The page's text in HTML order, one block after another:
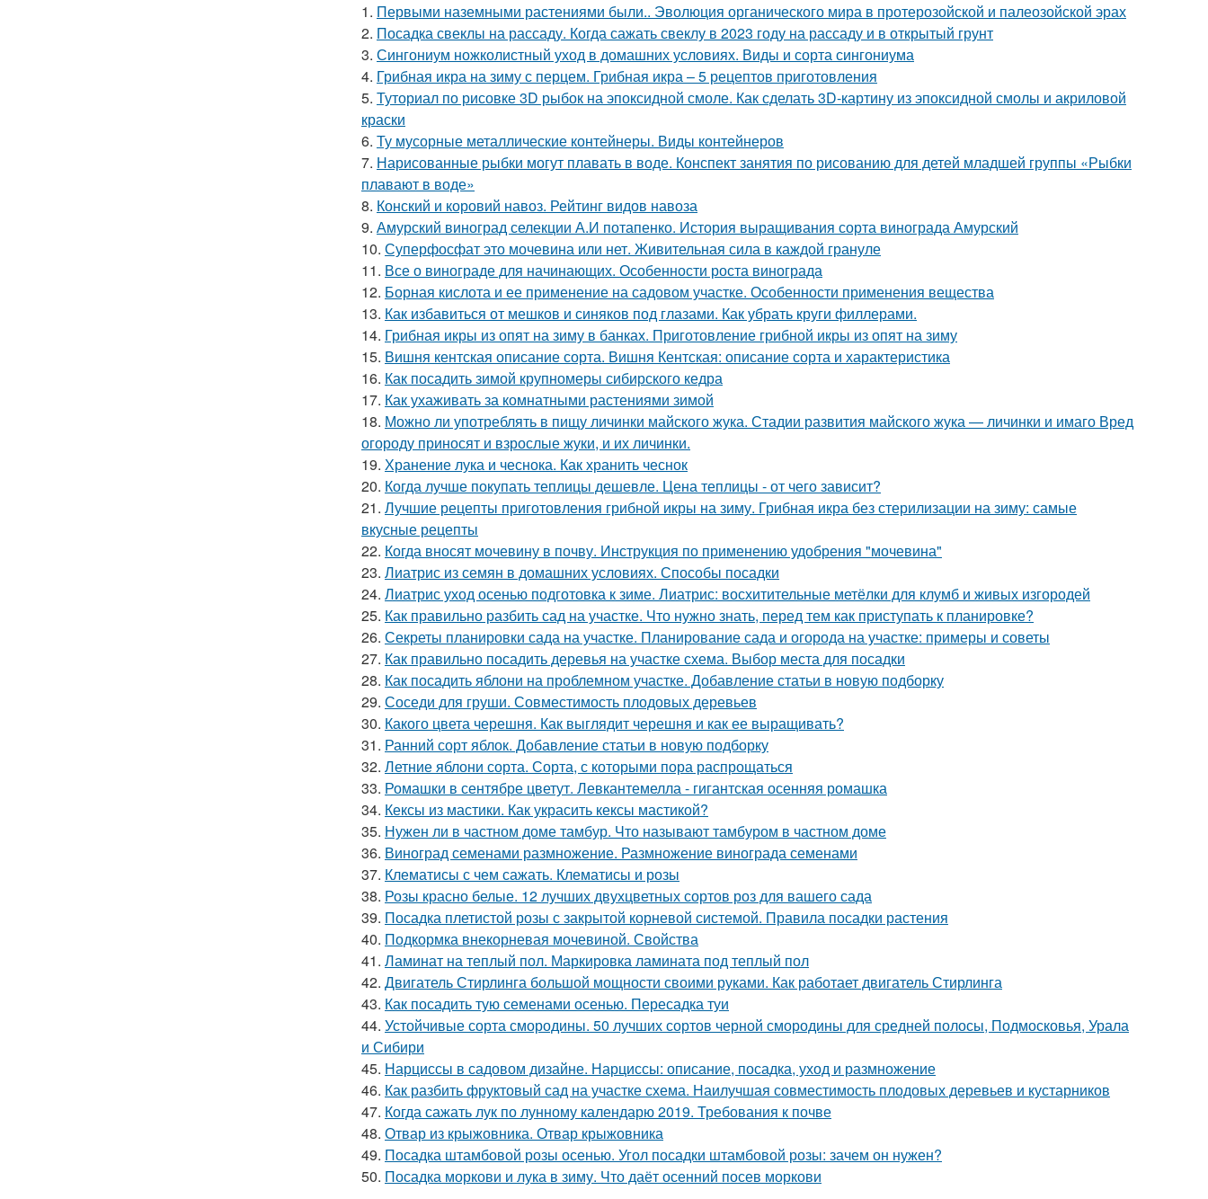
1. Первыми наземными растениями были.. Эволюция органического мира в протерозойской и палеозойской эрах
2. Посадка свеклы на рассаду. Когда сажать свеклу в 2023 году на рассаду и в открытый грунт
3. Сингониум ножколистный уход в домашних условиях. Виды и сорта сингониума
4. Грибная икра на зиму с перцем. Грибная икра – 5 рецептов приготовления
5. Туториал по рисовке 3D рыбок на эпоксидной смоле. Как сделать 3D-картину из эпоксидной смолы и акриловой
краски
6. Ту мусорные металлические контейнеры. Виды контейнеров
7. Нарисованные рыбки могут плавать в воде. Конспект занятия по рисованию для детей младшей группы «Рыбки
плавают в воде»
8. Конский и коровий навоз. Рейтинг видов навоза
9. Амурский виноград селекции А.И потапенко. История выращивания сорта винограда Амурский
10. Суперфосфат это мочевина или нет. Живительная сила в каждой грануле
11. Все о винограде для начинающих. Особенности роста винограда
12. Борная кислота и ее применение на садовом участке. Особенности применения вещества
13. Как избавиться от мешков и синяков под глазами. Как убрать круги филлерами.
14. Грибная икры из опят на зиму в банках. Приготовление грибной икры из опят на зиму
15. Вишня кентская описание сорта. Вишня Кентская: описание сорта и характеристика
16. Как посадить зимой крупномеры сибирского кедра
17. Как ухаживать за комнатными растениями зимой
18. Можно ли употреблять в пищу личинки майского жука. Стадии развития майского жука — личинки и имаго Вред
огороду приносят и взрослые жуки, и их личинки.
19. Хранение лука и чеснока. Как хранить чеснок
20. Когда лучше покупать теплицы дешевле. Цена теплицы - от чего зависит?
21. Лучшие рецепты приготовления грибной икры на зиму. Грибная икра без стерилизации на зиму: самые
вкусные рецепты
22. Когда вносят мочевину в почву. Инструкция по применению удобрения "мочевина"
23. Лиатрис из семян в домашних условиях. Способы посадки
24. Лиатрис уход осенью подготовка к зиме. Лиатрис: восхитительные метёлки для клумб и живых изгородей
25. Как правильно разбить сад на участке. Что нужно знать, перед тем как приступать к планировке?
26. Секреты планировки сада на участке. Планирование сада и огорода на участке: примеры и советы
27. Как правильно посадить деревья на участке схема. Выбор места для посадки
28. Как посадить яблони на проблемном участке. Добавление статьи в новую подборку
29. Соседи для груши. Совместимость плодовых деревьев
30. Какого цвета черешня. Как выглядит черешня и как ее выращивать?
31. Ранний сорт яблок. Добавление статьи в новую подборку
32. Летние яблони сорта. Сорта, с которыми пора распрощаться
33. Ромашки в сентябре цветут. Левкантемелла - гигантская осенняя ромашка
34. Кексы из мастики. Как украсить кексы мастикой?
35. Нужен ли в частном доме тамбур. Что называют тамбуром в частном доме
36. Виноград семенами размножение. Размножение винограда семенами
37. Клематисы с чем сажать. Клематисы и розы
38. Розы красно белые. 12 лучших двухцветных сортов роз для вашего сада
39. Посадка плетистой розы с закрытой корневой системой. Правила посадки растения
40. Подкормка внекорневая мочевиной. Свойства
41. Ламинат на теплый пол. Маркировка ламината под теплый пол
42. Двигатель Стирлинга большой мощности своими руками. Как работает двигатель Стирлинга
43. Как посадить тую семенами осенью. Пересадка туи
44. Устойчивые сорта смородины. 50 лучших сортов черной смородины для средней полосы, Подмосковья, Урала
и Сибири
45. Нарциссы в садовом дизайне. Нарциссы: описание, посадка, уход и размножение
46. Как разбить фруктовый сад на участке схема. Наилучшая совместимость плодовых деревьев и кустарников
47. Когда сажать лук по лунному календарю 2019. Требования к почве
48. Отвар из крыжовника. Отвар крыжовника
49. Посадка штамбовой розы осенью. Угол посадки штамбовой розы: зачем он нужен?
50. Посадка моркови и лука в зиму. Что даёт осенний посев моркови